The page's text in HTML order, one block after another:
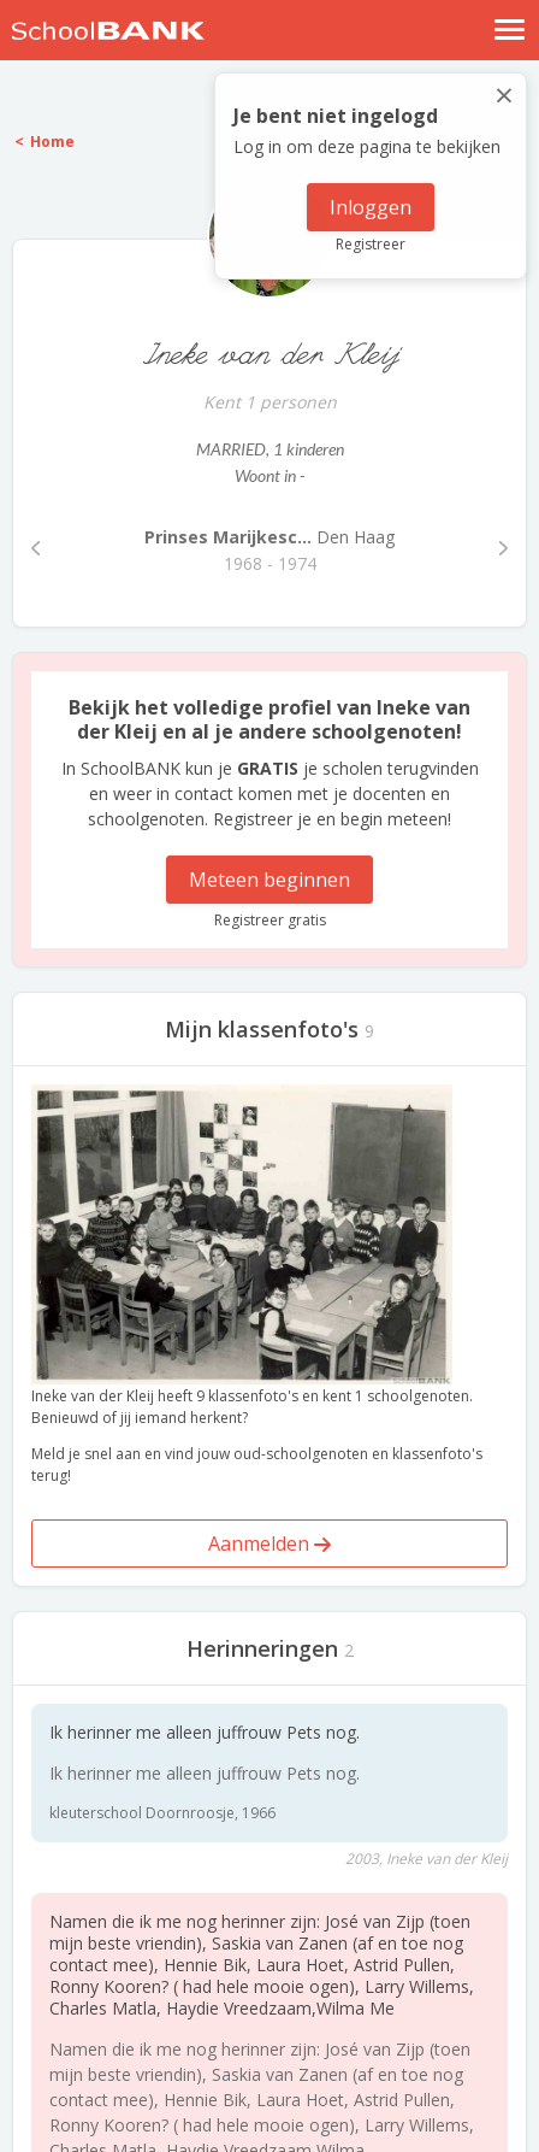
Nostalgische verhalen
Log in
Meld je gratis aan
×
Je bent niet ingelogd
Log in om deze pagina te bekijken
Inloggen
Registreer
Home
Ineke van der Kleij
Kent 1 personen
MARRIED, 1 kinderen
Woont in -
Prinses Marijkesc... Den Haag
1968 - 1974
Bekijk het volledige profiel van Ineke van
der Kleij en al je andere schoolgenoten!
In SchoolBANK kun je GRATIS je scholen terugvinden
en weer in contact komen met je docenten en
schoolgenoten. Registreer je en begin meteen!
Meteen beginnen
Registreer gratis
Mijn klassenfoto's 9
Ineke van der Kleij heeft 9 klassenfoto's en kent 1 schoolgenoten.
Benieuwd of jij iemand herkent?
Meld je snel aan en vind jouw oud-schoolgenoten en klassenfoto's
terug!
Aanmelden
Herinneringen 2
Ik herinner me alleen juffrouw Pets nog.
Ik herinner me alleen juffrouw Pets nog.
kleuterschool Doornroosje, 1966
2003, Ineke van der Kleij
Namen die ik me nog herinner zijn: José van Zijp (toen
mijn beste vriendin), Saskia van Zanen (af en toe nog
contact mee), Hennie Bik, Laura Hoet, Astrid Pullen,
Ronny Kooren? ( had hele mooie ogen), Larry Willems,
Charles Matla, Haydie Vreedzaam,Wilma Me
Namen die ik me nog herinner zijn: José van Zijp (toen
mijn beste vriendin), Saskia van Zanen (af en toe nog
contact mee), Hennie Bik, Laura Hoet, Astrid Pullen,
Ronny Kooren? ( had hele mooie ogen), Larry Willems,